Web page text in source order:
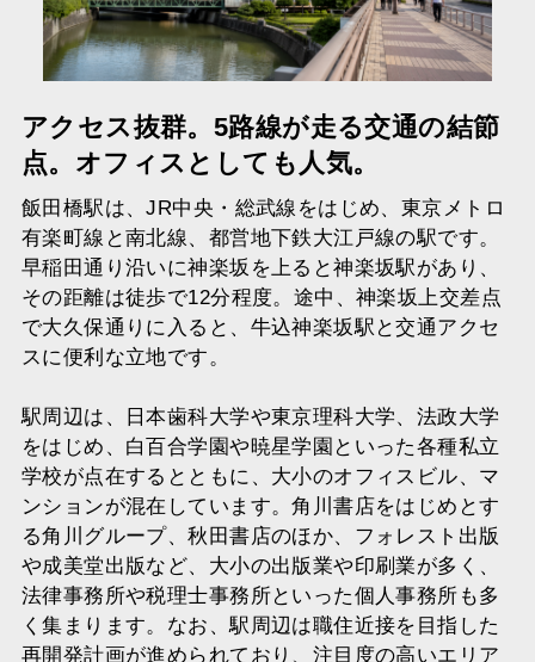
アクセス抜群。5路線が走る交通の結節
点。オフィスとしても人気。
飯田橋駅は、JR中央・総武線をはじめ、東京メトロ
有楽町線と南北線、都営地下鉄大江戸線の駅です。
早稲田通り沿いに神楽坂を上ると神楽坂駅があり、
その距離は徒歩で12分程度。途中、神楽坂上交差点
で大久保通りに入ると、牛込神楽坂駅と交通アクセ
スに便利な立地です。
駅周辺は、日本歯科大学や東京理科大学、法政大学
をはじめ、白百合学園や暁星学園といった各種私立
学校が点在するとともに、大小のオフィスビル、マ
ンションが混在しています。角川書店をはじめとす
る角川グループ、秋田書店のほか、フォレスト出版
や成美堂出版など、大小の出版業や印刷業が多く、
法律事務所や税理士事務所といった個人事務所も多
く集まります。なお、駅周辺は職住近接を目指した
再開発計画が進められており、注目度の高いエリア